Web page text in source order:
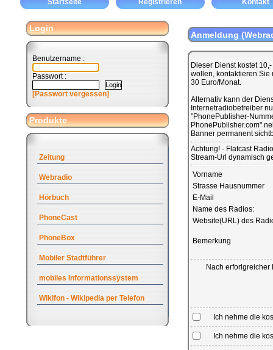
Startseite Registrieren Kontakt
Login
Benutzername :
Passwort :
[Passwort vergessen]
Produkte
Zeitung
Webradio
Hörbuch
PhoneCast
PhoneBox
Mobiler Stadtführer
mobiles Informationssystem
Wikifon - Wikipedia per Telefon
Anmeldung
Dieser Dienst kostet
wollen, kontaktieren Sie
30 Euro/Monat.
Alternativ kann der
Internetradiobetreiber
"PhonePublisher-
PhonePublisher.com"
Banner permanent
Achtung! - Flatcast
Stream-Url dynamisch
Vorname
Strasse Hausnummer
E-Mail
Name des Radios:
Website(URL) des
Bemerkung
Nach
Ich nehme die
Ich nehme die